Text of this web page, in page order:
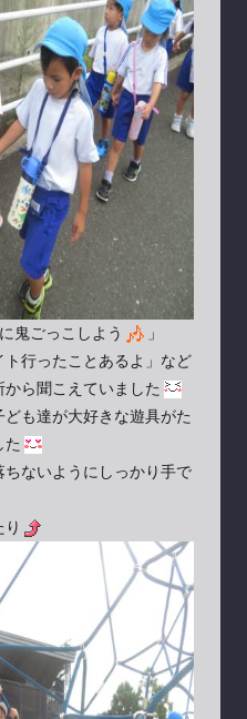
鬼ごっこしよう
」
ト行ったことあるよ」など
ら聞こえていました
も達が大好きな遊具がた
た
ないようにしっかり手で